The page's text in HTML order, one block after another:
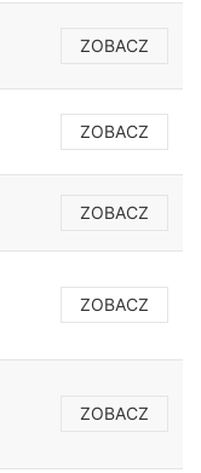
ZOBACZ
ZOBACZ
ZOBACZ
ZOBACZ
ZOBACZ